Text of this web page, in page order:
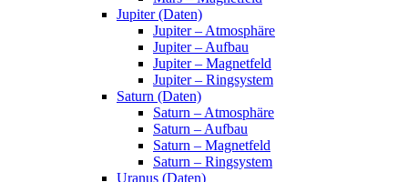
Jupiter (Daten)
Jupiter – Atmosphäre
Jupiter – Aufbau
Jupiter – Magnetfeld
Jupiter – Ringsystem
Saturn (Daten)
Saturn – Atmosphäre
Saturn – Aufbau
Saturn – Magnetfeld
Saturn – Ringsystem
Uranus (Daten)